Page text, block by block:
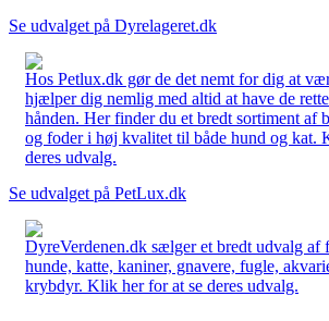
Se udvalget på Dyrelageret.dk
Hos Petlux.dk gør de det nemt for dig at
hjælper dig nemlig med altid at have de
hånden. Her finder du et bredt sortiment af
og foder i høj kvalitet til både hund og kat.
deres udvalg.
Se udvalget på PetLux.dk
DyreVerdenen.dk sælger et bredt udvalg af
hunde, katte, kaniner, gnavere, fugle,
krybdyr. Klik her for at se deres udvalg.